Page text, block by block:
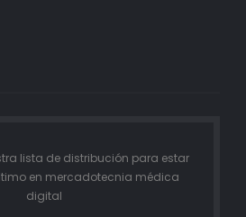
lista de distribución para estar
en mercadotecnia médica
digital